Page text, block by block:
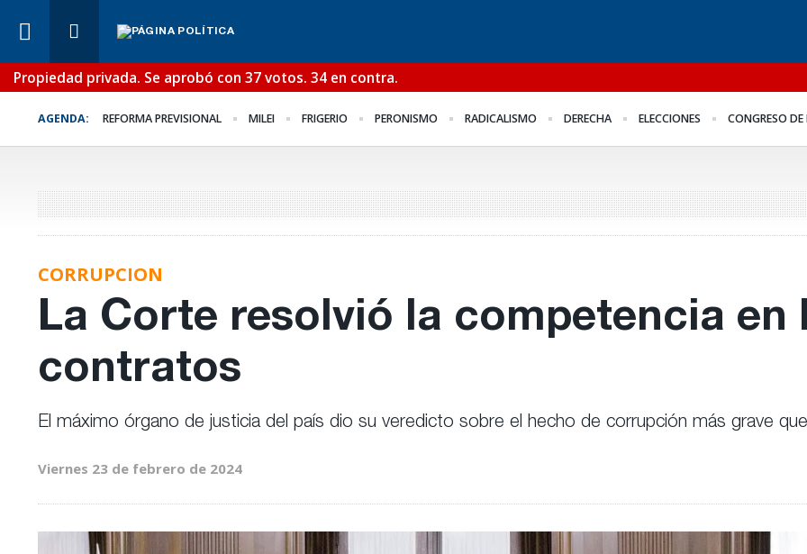
Propiedad privada. Se aprobó con 37 votos. 34 en contra.
AGENDA: REFORMA PREVISIONAL MILEI FRIGERIO PERONISMO RADICALISMO DERECHA ELECCIONES CONGRESO
Poder Judicial?
al Estado de
gestión pública
el empleo público y
CORRUPCION
La Corte resolvió la competencia en
contratos
El máximo órgano de justicia del país dio su veredicto sobre el hecho de corrupción más grave
Viernes 23 de febrero de 2024